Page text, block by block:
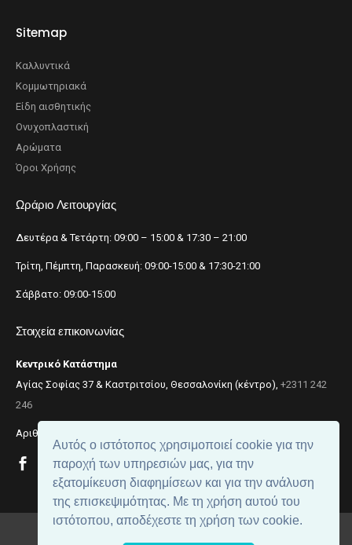
Αυτός ο ιστότοπος χρησιμοποιεί cookie για την
παροχή των υπηρεσιών μας, για την
εξατομίκευση διαφημίσεων και για την ανάλυση
της επισκεψιμότητας. Με τη χρήση αυτού του
ιστότοπου, αποδέχεστε τη χρήση των cookie.
Sitemap
Καλλυντικά
Κομμωτηριακά
Είδη αισθητικής
Ονυχοπλαστική
Αρώματα
Όροι Χρήσης
Ωράριο Λειτουργίας
Δευτέρα & Τετάρτη: 09:00 – 15:00 & 17:30 – 21:00
Τρίτη, Πέμπτη, Παρασκευή: 09:00-15:00 & 17:30-21:00
Σάββατο: 09:00-15:00
Στοιχεία επικοινωνίας
Κεντρικό Κατάστημα
Αγίας Σοφίας 37 & Καστριτσίου, Θεσσαλονίκη (κέντρο), +2311 242
246
Αριθμός ΓΕΜΗ: 059299204000
beautynet . All rights reserved.